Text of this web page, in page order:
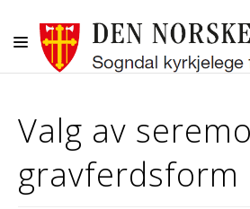
KYRKJELEGE HANDLINGAR
BORN OG UNGE
VAKSNE, DIAKONI OG FRIVILLIGE
Valg av
gravferdsform